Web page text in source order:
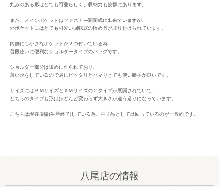
丸みのある形はとても可愛らしく、収納力も抜群にあります。
また、メインポケットはファスナー開閉式に出来ていますが、
外ポケットにはとても可愛い回転式の留め具が取り付けられています。
内側にも小さなポケットが２つ付いている為、
普段使いに便利なショルダータイプのバッグです。
ショルダー部分は短めに作られており、
薄い形をしているので肩にピッタリとハマりとても使い勝手が良いです。
サイズにはＰＭサイズとＧＭサイズの２タイプが展開されていて、
どちらのタイプも形はほどんど変わらず大きさが違う造りになっています。
こちらは現在廃盤(生産終了)している為、中古品として出回っているのが一般的です。
八尾店の情報